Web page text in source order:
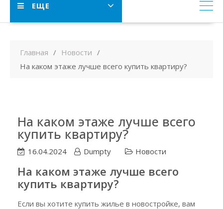
ЕЩЕ
Главная
Новости
На каком этаже лучше всего купить квартиру?
На каком этаже лучше всего
купить квартиру?
16.04.2024 Dumpty Новости
На каком этаже лучше всего
купить квартиру?
Если вы хотите купить жилье в новостройке, вам